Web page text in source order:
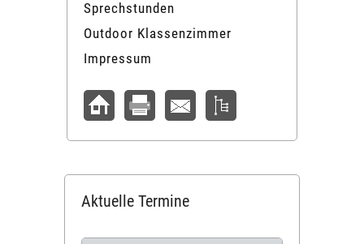
Sprechstunden
Outdoor Klassenzimmer
Impressum
Aktuelle Termine